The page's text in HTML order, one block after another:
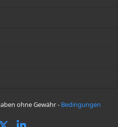
ohne Gewähr - Bedingungen